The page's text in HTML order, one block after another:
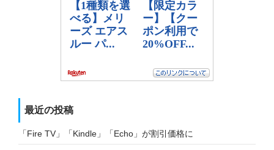
最近の投稿
「Fire TV」「Kindle」「Echo」が割引価格に